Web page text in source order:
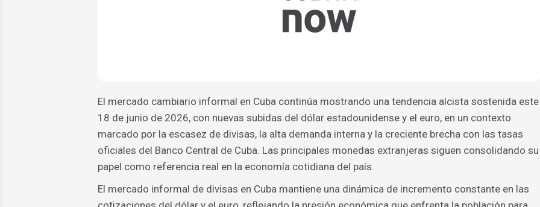
El mercado cambiario informal en Cuba continúa mostrando una tendencia alcista sostenida este
18 de junio de 2026, con nuevas subidas del dólar estadounidense y el euro, en un contexto
marcado por la escasez de divisas, la alta demanda interna y la creciente brecha con las tasas
oficiales del Banco Central de Cuba. Las principales monedas extranjeras siguen consolidando su
papel como referencia real en la economía cotidiana del país.
El mercado informal de divisas en Cuba mantiene una dinámica de incremento constante en las